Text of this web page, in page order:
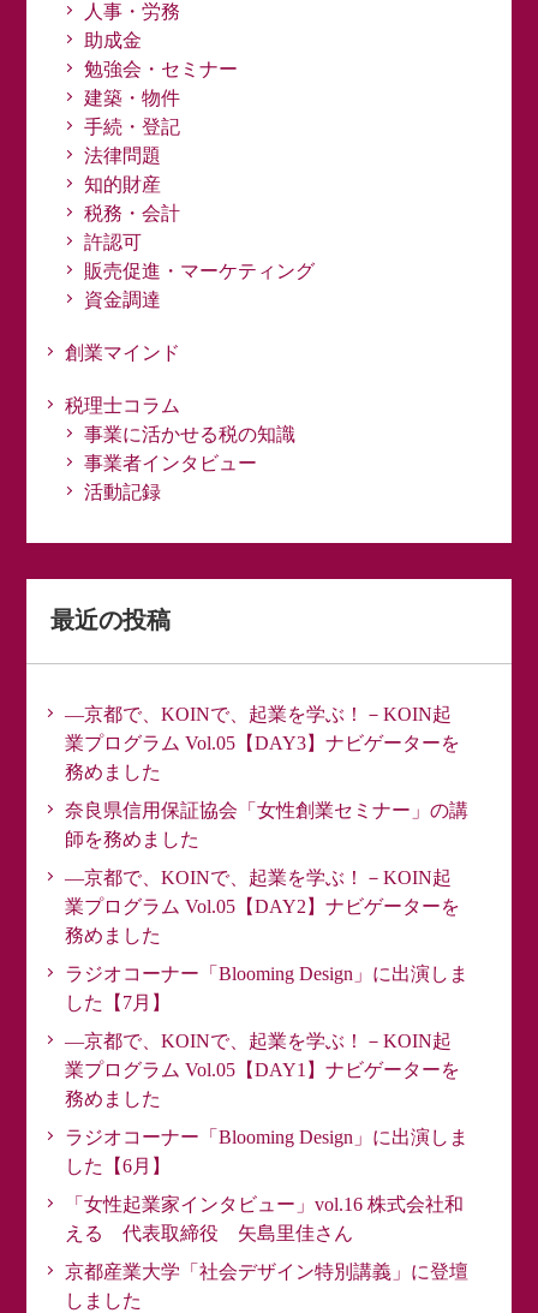
人事・労務
助成金
勉強会・セミナー
建築・物件
手続・登記
法律問題
知的財産
税務・会計
許認可
販売促進・マーケティング
資金調達
創業マインド
税理士コラム
事業に活かせる税の知識
事業者インタビュー
活動記録
最近の投稿
―京都で、KOINで、起業を学ぶ！－KOIN起
業プログラム Vol.05【DAY3】ナビゲーターを
務めました
奈良県信用保証協会「女性創業セミナー」の講
師を務めました
―京都で、KOINで、起業を学ぶ！－KOIN起
業プログラム Vol.05【DAY2】ナビゲーターを
務めました
ラジオコーナー「Blooming Design」に出演しま
した【7月】
―京都で、KOINで、起業を学ぶ！－KOIN起
業プログラム Vol.05【DAY1】ナビゲーターを
務めました
ラジオコーナー「Blooming Design」に出演しま
した【6月】
「女性起業家インタビュー」vol.16 株式会社和
える 代表取締役 矢島里佳さん
京都産業大学「社会デザイン特別講義」に登壇
しました